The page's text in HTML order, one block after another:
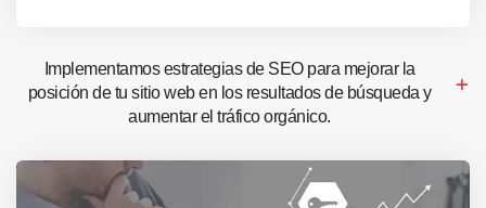
Implementamos estrategias de SEO para mejorar la
posición de tu sitio web en los resultados de búsqueda y
aumentar el tráfico orgánico.